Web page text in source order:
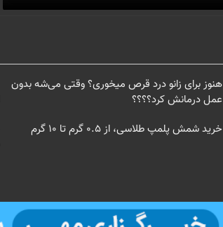
هنوز برای زانو درد قرص میخوری؟ وقتی می‌شه بدون
عمل درمانش کرد؟؟؟؟
خرید شمش پلمپ طلاسی، از ۰.۵ گرم تا ۱۰ گرم